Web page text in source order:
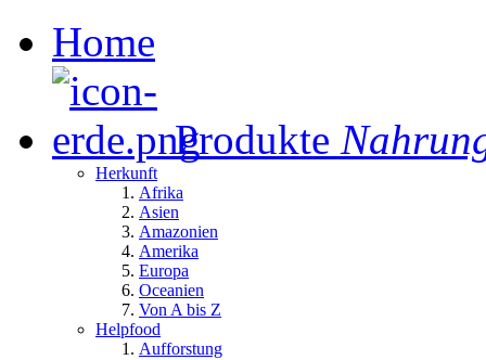
Home
Produkte
Herkunft
Afrika
Asien
Amazonien
Amerika
Europa
Oceanien
Von A bis Z
Helpfood
Aufforstung